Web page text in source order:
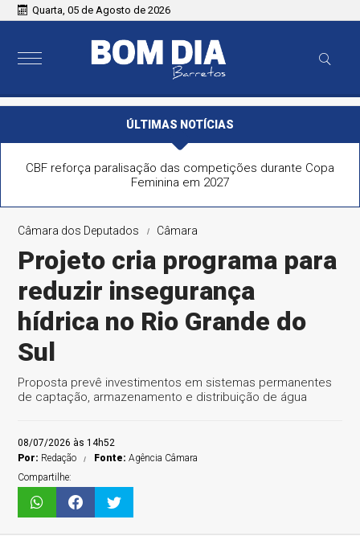
Quarta, 05 de Agosto de 2026
ÚLTIMAS NOTÍCIAS
CBF reforça paralisação das competições durante Copa
Feminina em 2027
Câmara dos Deputados Câmara
Projeto cria programa para
reduzir insegurança
hídrica no Rio Grande do
Sul
Proposta prevê investimentos em sistemas permanentes
de captação, armazenamento e distribuição de água
08/07/2026 às 14h52
Por: Redação Fonte:Agência Câmara
Compartilhe: